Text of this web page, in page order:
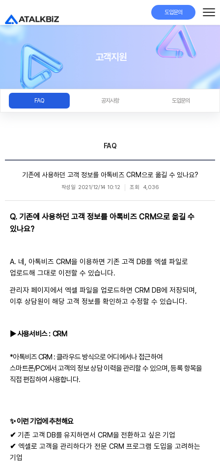
도입문의
고객지원
FAQ 공지사항 도입문의
FAQ
기존에 사용하던 고객 정보를 아톡비즈 CRM으로 옮길 수 있나요?
작성일 2021/12/14 10:12 조회 4,036
Q. 기존에 사용하던 고객 정보를 아톡비즈 CRM으로 옮길 수
있나요?
A. 네, 아톡비즈 CRM을 이용하면 기존 고객 DB를 엑셀 파일로
업로드해 그대로 이전할 수 있습니다.
관리자 페이지에서 엑셀 파일을 업로드하면 CRM DB에 저장되며,
이후 상담원이 해당 고객 정보를 확인하고 수정할 수 있습니다.
▶사용서비스: CRM
*아톡비즈 CRM : 클라우드 방식으로 어디에서나 접근하여
스마트폰/PC에서 고객의 정보 상담 이력을 관리할 수 있으며, 등록 항목을
직접 편집하여 사용합니다.
✨이런 기업에 추천해요
✔ 기존 고객 DB를 유지하면서 CRM을 전환하고 싶은 기업
✔ 엑셀로 고객을 관리하다가 전문 CRM 프로그램 도입을 고려하는
기업